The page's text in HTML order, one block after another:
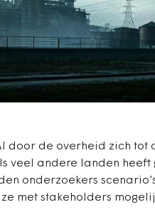
door de overheid zich tot
veel andere landen heeft
onderzoekers
met stakeholders